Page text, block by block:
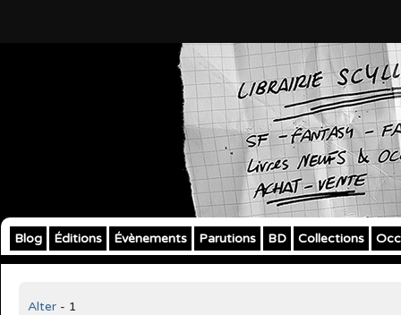
Blog Éditions Évènements Parutions BD Collections
Alter - 1